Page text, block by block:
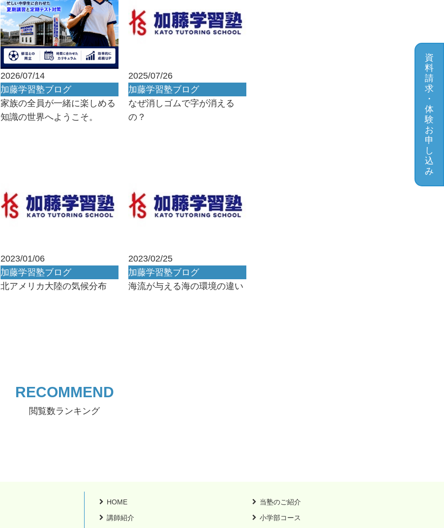
資
料
請
求
・
体
験
お
申
し
込
み
2026/07/14
加藤学習塾ブログ
家族の全員が一緒に楽しめる
知識の世界へようこそ。
2025/07/26
加藤学習塾ブログ
なぜ消しゴムで字が消える
の？
2023/01/06
加藤学習塾ブログ
北アメリカ大陸の気候分布
2023/02/25
加藤学習塾ブログ
海流が与える海の環境の違い
RECOMMEND
閲覧数ランキング
HOME
当塾のご紹介
講師紹介
小学部コース